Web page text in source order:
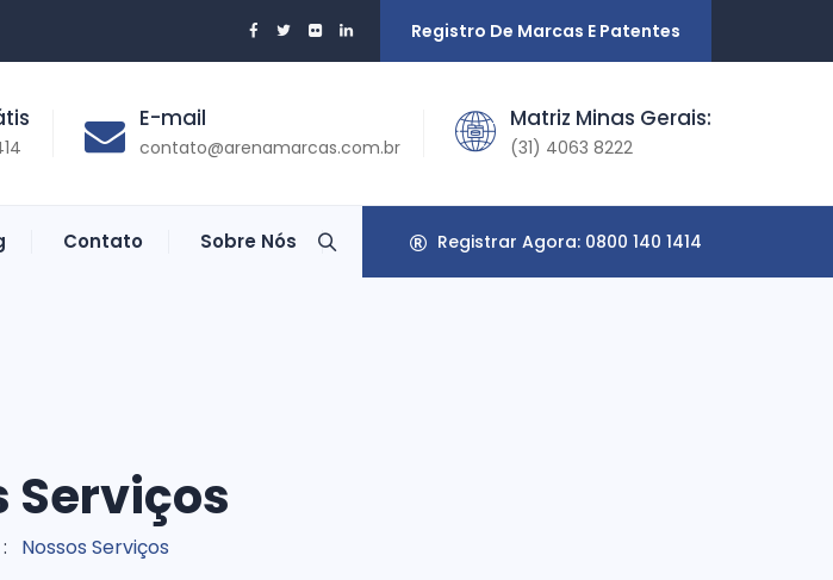
Registro De Marcas E Patentes
E-mail
contato@arenamarcas.com.br
Matriz Minas Gerais:
(31) 4063 8222
Contato Sobre Nós Registrar Agora: 0800 140 1414
Serviços
Nossos Serviços